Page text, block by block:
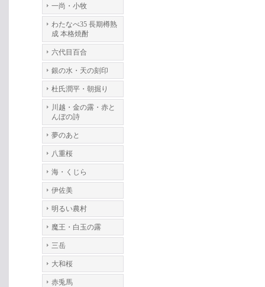
一尚・小牧
わたなべ35 長期樽熟
成 本格焼酎
六代目百合
銀の水・天の刻印
杜氏潤平・朝掘り
川越・金の露・赤と
んぼの詩
夢のあと
八重桜
海・くじら
伊佐美
明るい農村
魔王・白玉の露
三岳
大和桜
赤兎馬